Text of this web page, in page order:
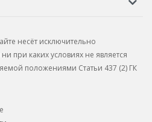
несёт исключительно
при каких условиях не является
положениями Статьи 437 (2) ГК